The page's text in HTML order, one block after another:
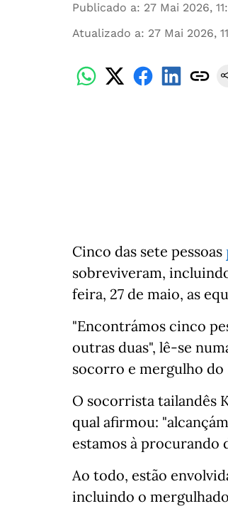
Publicado a: 27 Mai 2026,
Atualizado a: 27 Mai 2026,
Cinco das sete pessoas
sobreviveram,
feira, 27 de maio, as
"Encontrámos cinco
outras duas", lê-se
socorro e mergulho do
O socorrista tailandês
qual afirmou:
estamos à procurando
Ao todo, estão
incluindo o